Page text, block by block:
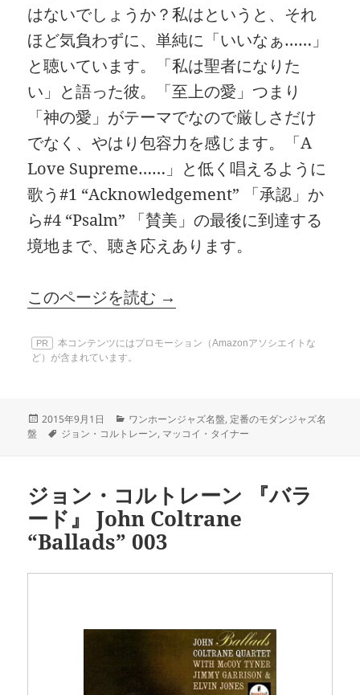
はないでしょうか？私はというと、それ
ほど気負わずに、単純に「いいなぁ……」
と聴いています。「私は聖者になりた
い」と語った彼。「至上の愛」つまり
「神の愛」がテーマでなので厳しさだけ
でなく、やはり包容力を感じます。「A
Love Supreme……」と低く唱えるように
歌う#1 “Acknowledgement” 「承認」か
ら#4 “Psalm” 「賛美」の最後に到達する
境地まで、聴き応えあります。
このページを読む →
PR
本コンテンツにはプロモーション（Amazonアソシエイトな
ど）が含まれています。
投
稿
2015年9月1日
カ
テ
ワンホーンジャズ名盤, 定番のモダンジャズ名
盤
タ
ジョン・コルトレーン, マッコイ・タイナー
ジョン・コルトレーン 『バラ
ード』 John Coltrane
“Ballads” 003